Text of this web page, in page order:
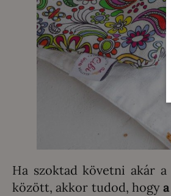
Ha szoktad követni akár a
között, akkor tudod, hogy